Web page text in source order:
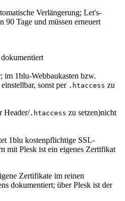
Verlängerung; Let's-
90 Tage und müssen erneuert
im 1blu-Webbaukasten bzw.
sonst per .htaccess zu
Header/ .htaccess zu setzen)nicht
1blu kostenpflichtige SSL-
mit Plesk ist ein eigenes Zertifikat
Zertifikate im reinen
dokumentiert; über Plesk ist der